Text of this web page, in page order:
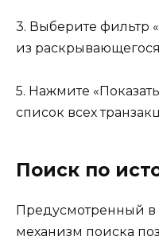
3. Выберите фильтр
из
5. Нажмите
список всех
Поиск по
Предусмотренный в
механизм поиска